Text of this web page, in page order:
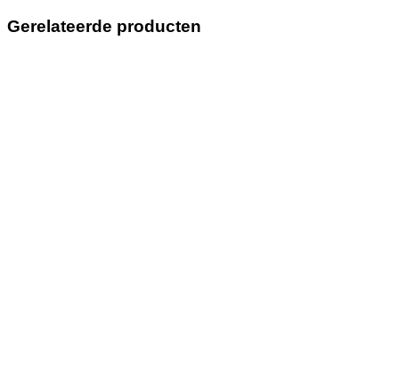
Gerelateerde producten